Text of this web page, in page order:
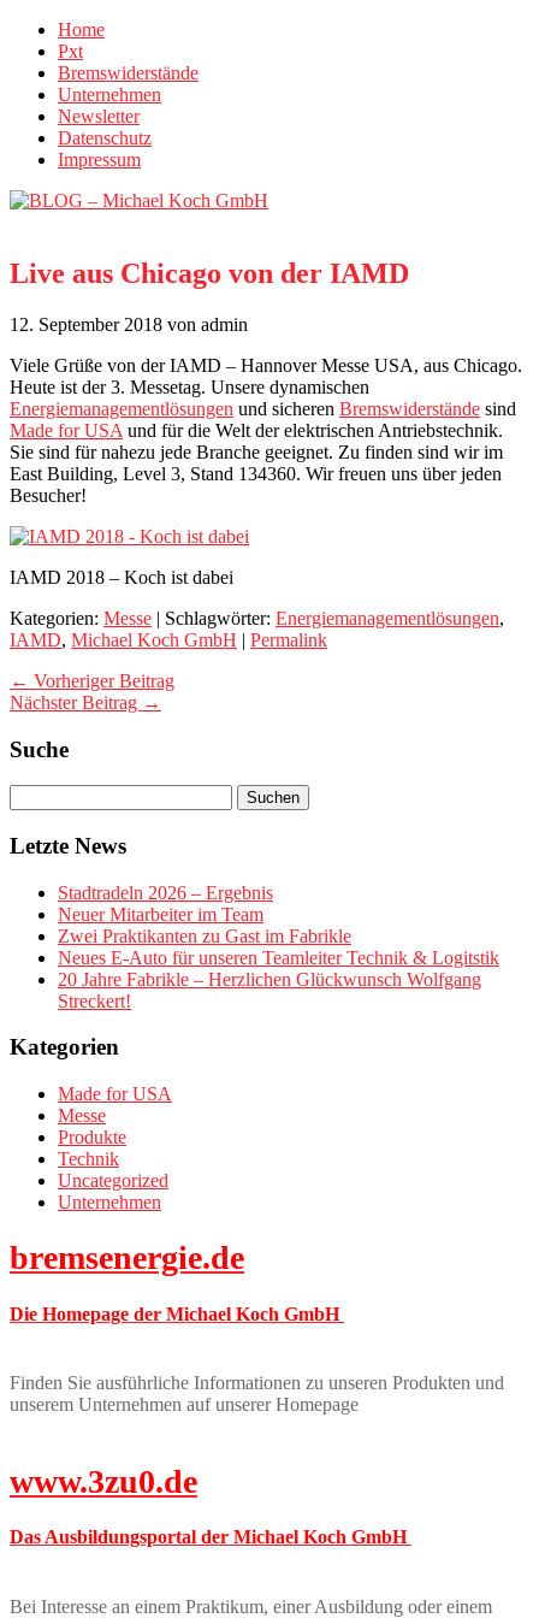
Home
Pxt
Bremswiderstände
Unternehmen
Newsletter
Datenschutz
Impressum
Live aus Chicago von der IAMD
12. September 2018 von admin
Viele Grüße von der IAMD – Hannover Messe USA, aus Chicago.
Heute ist der 3. Messetag. Unsere dynamischen
Energiemanagementlösungen und sicheren Bremswiderstände sind
Made for USA und für die Welt der elektrischen Antriebstechnik.
Sie sind für nahezu jede Branche geeignet. Zu finden sind wir im
East Building, Level 3, Stand 134360. Wir freuen uns über jeden
Besucher!
IAMD 2018 – Koch ist dabei
Kategorien: Messe | Schlagwörter: Energiemanagementlösungen,
IAMD, Michael Koch GmbH | Permalink
← Vorheriger Beitrag
Nächster Beitrag →
Suche
Letzte News
Stadtradeln 2026 – Ergebnis
Neuer Mitarbeiter im Team
Zwei Praktikanten zu Gast im Fabrikle
Neues E-Auto für unseren Teamleiter Technik & Logitstik
20 Jahre Fabrikle – Herzlichen Glückwunsch Wolfgang
Streckert!
Kategorien
Made for USA
Messe
Produkte
Technik
Uncategorized
Unternehmen
bremsenergie.de
Die Homepage der Michael Koch GmbH
Finden Sie ausführliche Informationen zu unseren Produkten und
unserem Unternehmen auf unserer Homepage
www.3zu0.de
Das Ausbildungsportal der Michael Koch GmbH
Bei Interesse an einem Praktikum, einer Ausbildung oder einem